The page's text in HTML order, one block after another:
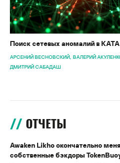
Поиск сетевых аномалий в KATA
АРСЕНИЙ ВЕСНОВСКИЙ ВАЛЕРИЙ
ДМИТРИЙ САБАДАШ
ОТЧЕТЫ
Awaken Likho окончательно
собственные бэкдоры